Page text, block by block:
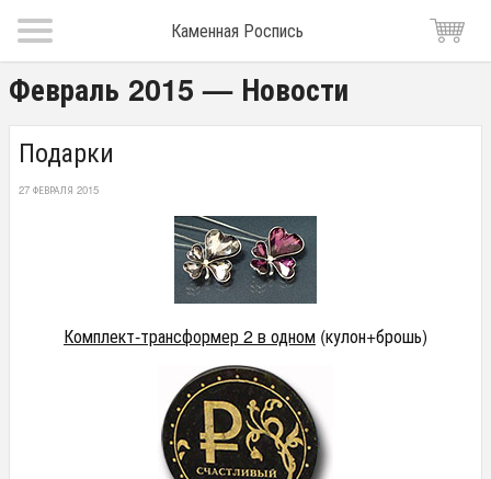
Каменная Роспись
Февраль 2015 — Новости
Подарки
27 ФЕВРАЛЯ 2015
Комплект-трансформер 2 в одном (кулон+брошь)